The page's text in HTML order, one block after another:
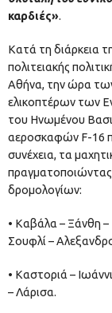
καρδιές».
Κατά τη διάρκεια
πολιτειακής
Αθήνα, την ώρα
ελικοπτέρων των
του Ηνωμένου
αεροσκαφών F-16
συνέχεια, τα
δρομολογίων:
• Καβάλα – Ξάνθη –
Σουφλί –
• Καστοριά –
– Λάρισα.